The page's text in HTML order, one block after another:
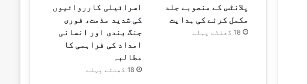
پلانٹس کے منصوبے جلد
مکمل کرنے کی ہدایت
18 گھنٹے پہلے
اسرائیلی کارروائیوں
کی شدید مذمت، فوری
جنگ بندی اور انسانی
امداد کی فراہمی کا
مطالبہ
18 گھنٹے پہلے